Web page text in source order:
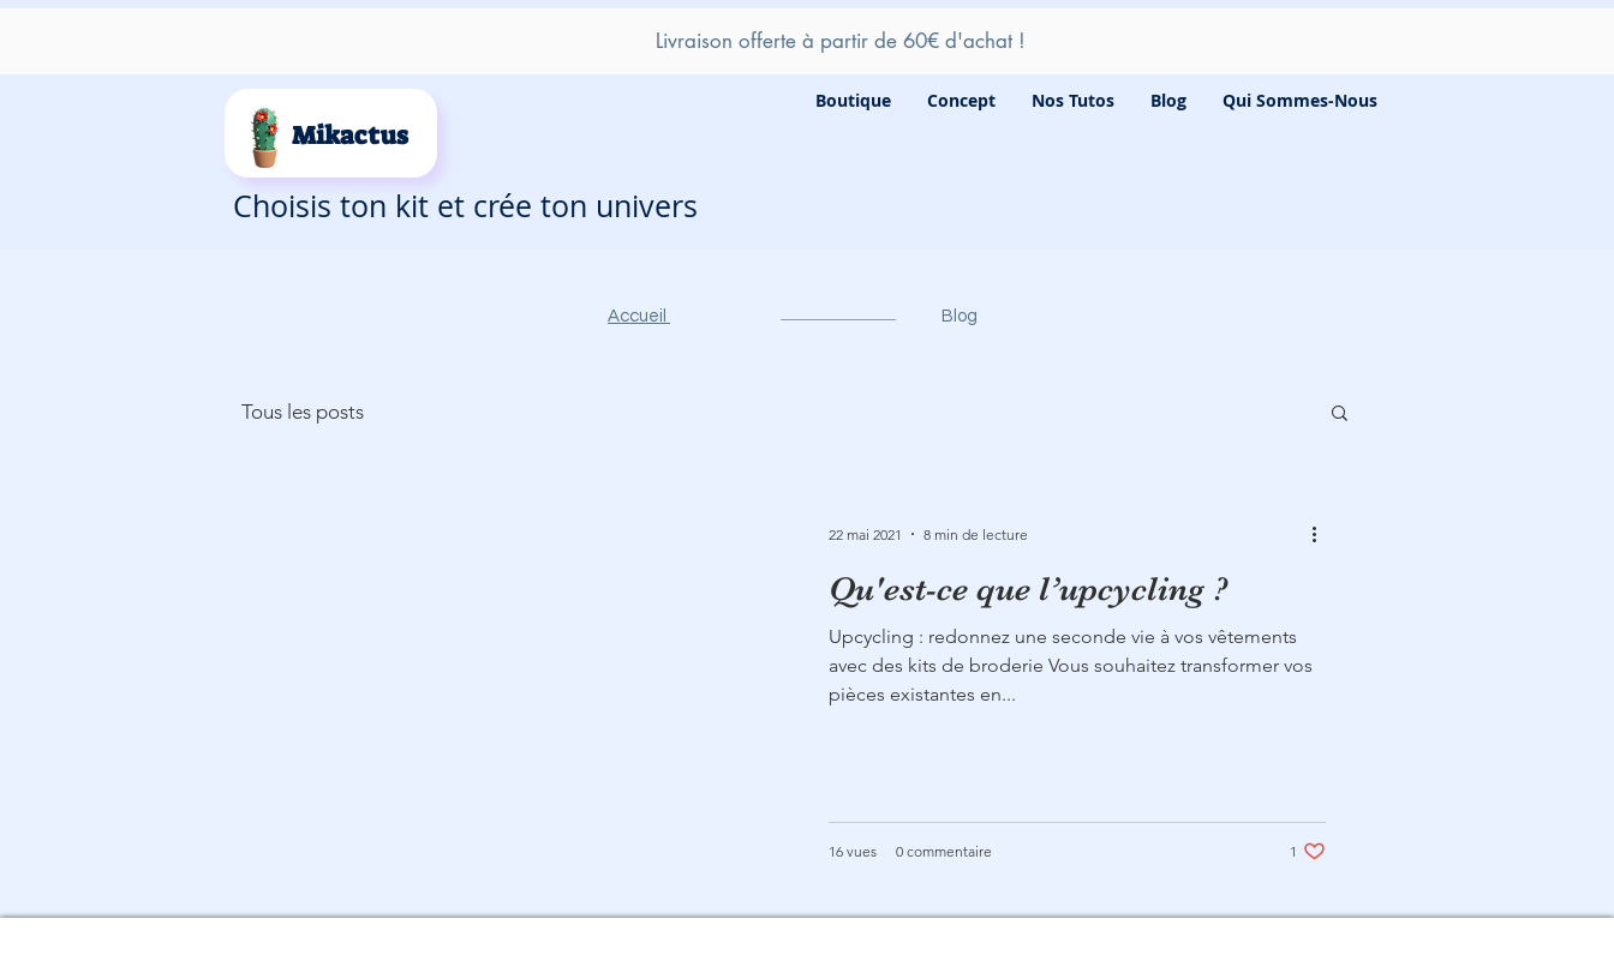
Livraison offerte à partir de 60€ d'achat !
Mikactus
Boutique Concept Nos Tutos Blog Qui Sommes-Nous
Choisis ton kit et crée ton univers
Accueil Blog
Tous les posts
Qu'est-ce que l’upcycling ?
Upcycling : redonnez une seconde vie à vos vêtements
avec des kits de broderie Vous souhaitez transformer vos
pièces existantes en...
22 mai 2021 8 min de lecture
16 vues 0 commentaire 1 j'aime. Vous n'aimez plus ce post
1